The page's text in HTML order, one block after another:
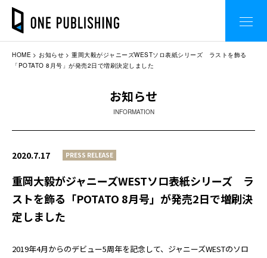
HOME お知らせ
重岡大毅がジャニーズWESTソロ表紙シリーズ ラストを飾る
「POTATO 8月号」が発売2日で増刷決定しました
お知らせ
INFORMATION
2020.7.17 PRESS RELEASE
重岡大毅がジャニーズWESTソロ表紙シリーズ ラ
ストを飾る「POTATO 8月号」が発売2日で増刷決
定しました
2019年4月からのデビュー5周年を記念して、ジャニーズWESTのソロ